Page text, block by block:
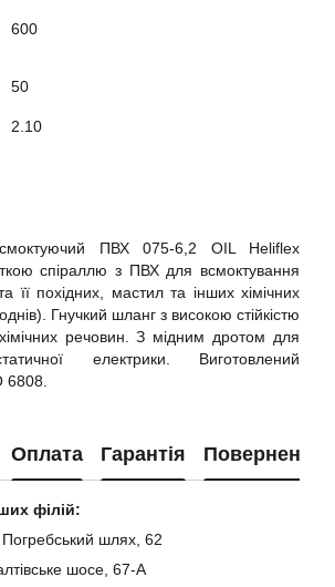
600
50
2.10
ПВХ 075-6,2 OIL Heliflex
спіраллю з ПВХ для всмоктування
її похідних, мастил та інших хімічних
Гнучкий шланг з високою стійкістю
речовин. З мідним дротом для
електрики. Виготовлений
6808.
Оплата Гарантія Повернення
філій:
шлях, 62
шосе, 67-А